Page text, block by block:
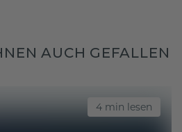
AUCH GEFALLEN
4 min lesen